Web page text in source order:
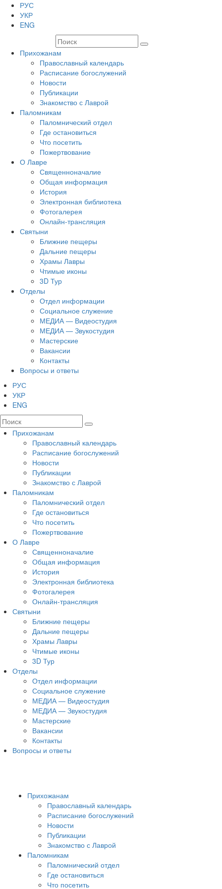
РУС
УКР
ENG
Прихожанам
Православный календарь
Расписание богослужений
Новости
Публикации
Знакомство с Лаврой
Паломникам
Паломнический отдел
Где остановиться
Что посетить
Пожертвование
О Лавре
Священноначалие
Общая информация
История
Электронная библиотека
Фотогалерея
Онлайн-трансляция
Святыни
Ближние пещеры
Дальние пещеры
Храмы Лавры
Чтимые иконы
3D Тур
Отделы
Отдел информации
Социальное служение
МЕДИА — Видеостудия
МЕДИА — Звукостудия
Мастерские
Вакансии
Контакты
Вопросы и ответы
РУС
УКР
ENG
Прихожанам
Православный календарь
Расписание богослужений
Новости
Публикации
Знакомство с Лаврой
Паломникам
Паломнический отдел
Где остановиться
Что посетить
Пожертвование
О Лавре
Священноначалие
Общая информация
История
Электронная библиотека
Фотогалерея
Онлайн-трансляция
Святыни
Ближние пещеры
Дальние пещеры
Храмы Лавры
Чтимые иконы
3D Тур
Отделы
Отдел информации
Социальное служение
МЕДИА — Видеостудия
МЕДИА — Звукостудия
Мастерские
Вакансии
Контакты
Вопросы и ответы
Прихожанам
Православный календарь
Расписание богослужений
Новости
Публикации
Знакомство с Лаврой
Паломникам
Паломнический отдел
Где остановиться
Что посетить